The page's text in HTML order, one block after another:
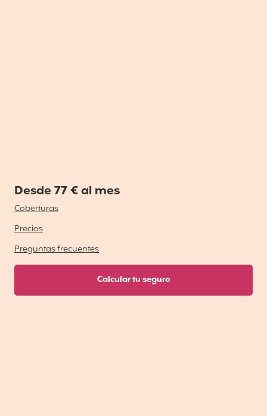
Desde 77 € al mes
Coberturas
Precios
Preguntas frecuentes
Calcular tu seguro